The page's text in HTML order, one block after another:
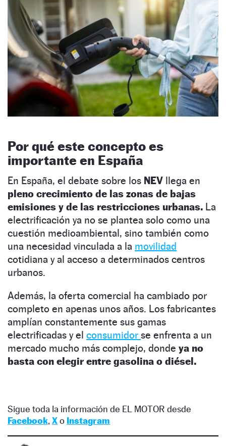
Por qué este concepto es
importante en España
En España, el debate sobre los NEV llega en
pleno crecimiento de las zonas de bajas
emisiones y de las restricciones urbanas. La
electrificación ya no se plantea solo como una
cuestión medioambiental, sino también como
una necesidad vinculada a la movilidad
cotidiana y al acceso a determinados centros
urbanos.
Además, la oferta comercial ha cambiado por
completo en apenas unos años. Los fabricantes
amplían constantemente sus gamas
electrificadas y el consumidor se enfrenta a un
mercado mucho más complejo, donde ya no
basta con elegir entre gasolina o diésel.
Sigue toda la información de EL MOTOR desde
Facebook, Xo Instagram